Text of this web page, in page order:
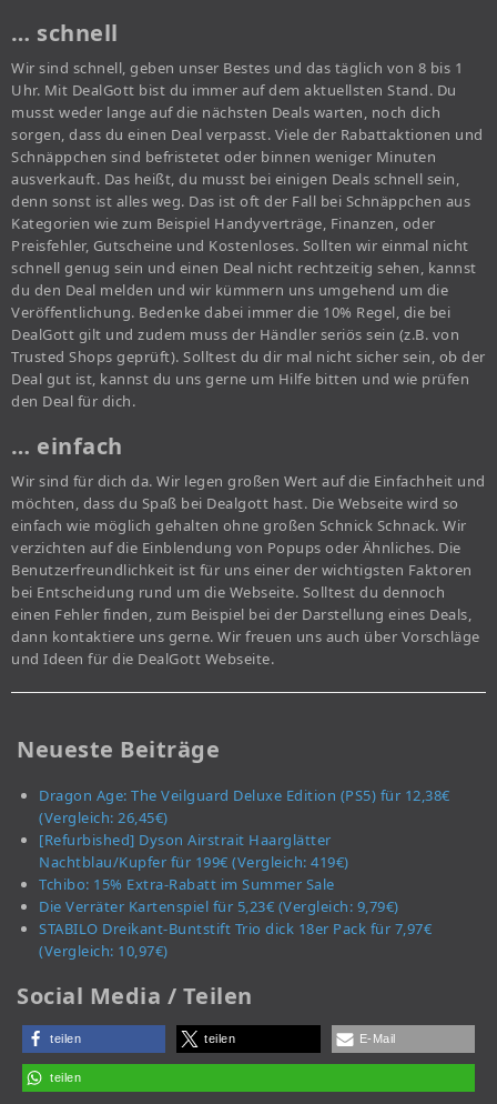
… schnell
Wir sind schnell, geben unser Bestes und das täglich von 8 bis 1
Uhr. Mit DealGott bist du immer auf dem aktuellsten Stand. Du
musst weder lange auf die nächsten Deals warten, noch dich
sorgen, dass du einen Deal verpasst. Viele der Rabattaktionen und
Schnäppchen sind befristetet oder binnen weniger Minuten
ausverkauft. Das heißt, du musst bei einigen Deals schnell sein,
denn sonst ist alles weg. Das ist oft der Fall bei Schnäppchen aus
Kategorien wie zum Beispiel Handyverträge, Finanzen, oder
Preisfehler, Gutscheine und Kostenloses. Sollten wir einmal nicht
schnell genug sein und einen Deal nicht rechtzeitig sehen, kannst
du den Deal melden und wir kümmern uns umgehend um die
Veröffentlichung. Bedenke dabei immer die 10% Regel, die bei
DealGott gilt und zudem muss der Händler seriös sein (z.B. von
Trusted Shops geprüft). Solltest du dir mal nicht sicher sein, ob der
Deal gut ist, kannst du uns gerne um Hilfe bitten und wie prüfen
den Deal für dich.
… einfach
Wir sind für dich da. Wir legen großen Wert auf die Einfachheit und
möchten, dass du Spaß bei Dealgott hast. Die Webseite wird so
einfach wie möglich gehalten ohne großen Schnick Schnack. Wir
verzichten auf die Einblendung von Popups oder Ähnliches. Die
Benutzerfreundlichkeit ist für uns einer der wichtigsten Faktoren
bei Entscheidung rund um die Webseite. Solltest du dennoch
einen Fehler finden, zum Beispiel bei der Darstellung eines Deals,
dann kontaktiere uns gerne. Wir freuen uns auch über Vorschläge
und Ideen für die DealGott Webseite.
Neueste Beiträge
Dragon Age: The Veilguard Deluxe Edition (PS5) für 12,38€
(Vergleich: 26,45€)
[Refurbished] Dyson Airstrait Haarglätter
Nachtblau/Kupfer für 199€ (Vergleich: 419€)
Tchibo: 15% Extra-Rabatt im Summer Sale
Die Verräter Kartenspiel für 5,23€ (Vergleich: 9,79€)
STABILO Dreikant-Buntstift Trio dick 18er Pack für 7,97€
(Vergleich: 10,97€)
Social Media / Teilen
teilen teilen E-Mail
teilen